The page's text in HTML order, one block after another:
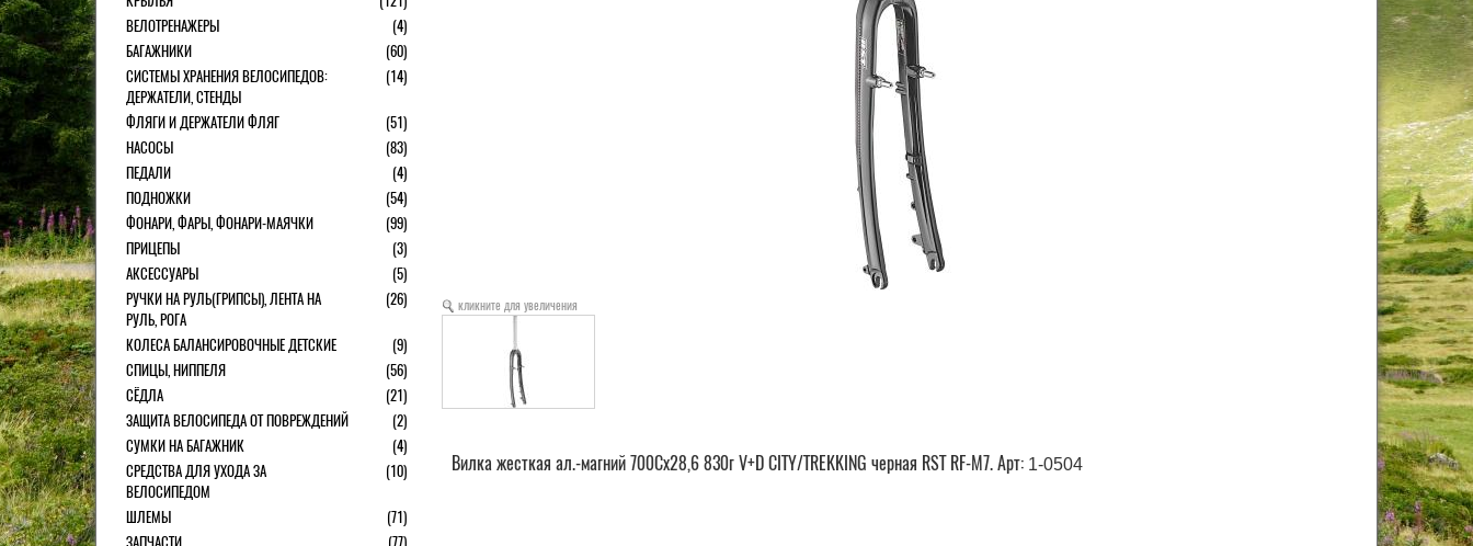
кликните для увеличения
Вилка жесткая ал.-магний 700Сх28,6 830г V+D CITY/TREKKING черная RST RF-M7. Арт: 1-0504
ВЕЛОТРЕНАЖЕРЫ
(4)
БАГАЖНИКИ
(60)
СИСТЕМЫ ХРАНЕНИЯ ВЕЛОСИПЕДОВ:
ДЕРЖАТЕЛИ, СТЕНДЫ
(14)
ФЛЯГИ И ДЕРЖАТЕЛИ ФЛЯГ
(51)
НАСОСЫ
(83)
ПЕДАЛИ
(4)
ПОДНОЖКИ
(54)
ФОНАРИ, ФАРЫ, ФОНАРИ-МАЯЧКИ
(99)
ПРИЦЕПЫ
(3)
АКСЕССУАРЫ
(5)
РУЧКИ НА РУЛЬ(ГРИПСЫ), ЛЕНТА НА
РУЛЬ, РОГА
(26)
КОЛЕСА БАЛАНСИРОВОЧНЫЕ ДЕТСКИЕ
(9)
СПИЦЫ, НИППЕЛЯ
(56)
СЁДЛА
(21)
ЗАЩИТА ВЕЛОСИПЕДА ОТ ПОВРЕЖДЕНИЙ
(2)
СУМКИ НА БАГАЖНИК
(4)
СРЕДСТВА ДЛЯ УХОДА ЗА
ВЕЛОСИПЕДОМ
(10)
ШЛЕМЫ
(71)